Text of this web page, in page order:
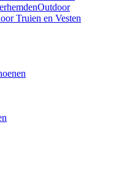
Outdoor
Truien en Vesten